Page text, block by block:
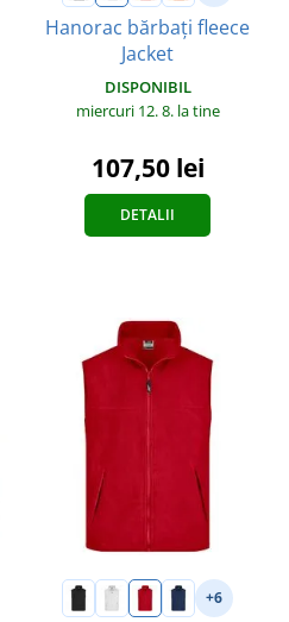
Hanorac bărbați fleece
Jacket
DISPONIBIL
miercuri 12. 8. la tine
107,50 lei
DETALII
+6